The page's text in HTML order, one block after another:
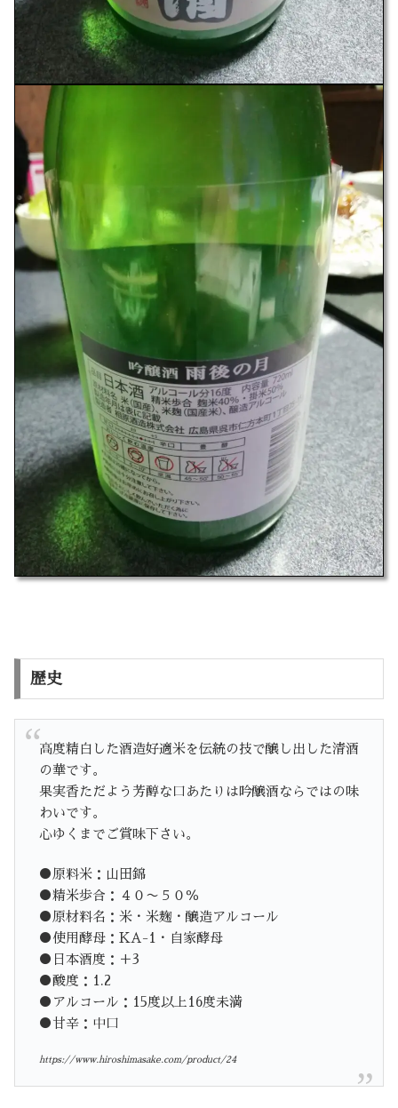
歴史
高度精白した酒造好適米を伝統の技で醸し出した清酒
の華です。
果実香ただよう芳醇な口あたりは吟醸酒ならではの味
わいです。
心ゆくまでご賞味下さい。
●原料米：山田錦
●精米歩合：４０〜５０％
●原材料名：米・米麹・醸造アルコール
●使用酵母：KA-1・自家酵母
●日本酒度：＋3
●酸度：1.2
●アルコール：15度以上16度未満
●甘辛：中口
https://www.hiroshimasake.com/product/24